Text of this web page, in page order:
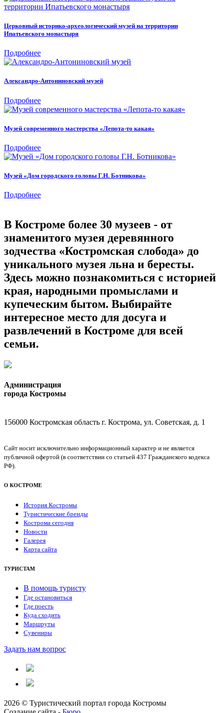
Церковный историко-археологический музей на территории
Ипатьевского монастыря
Подробнее
Александро-Антониновский музей
Подробнее
Музей современного мастерства «Лепота-то какая»
Подробнее
Музей «Дом городского головы Г.Н. Ботникова»
Подробнее
В Костроме более 30 музеев - от
знаменитого музея деревянного
зодчества «Костромская слобода» до
уникального музея льна и бересты.
Здесь можно познакомиться с историей
края, народными промыслами и
купеческим бытом. Выбирайте
интересное место для досуга и
развлечений в Костроме для всей
семьи.
Администрация
города Костромы
156000 Костромская область г. Кострома, ул. Советская, д. 1
Сайт носит исключительно информационный характер и не является
публичной офертой (в соответствии со статьей 437 Гражданского кодекса
РФ).
О КОСТРОМЕ
История Костромы
Туристические бренды
Кострома сегодня
Новости
Галерея
Карта сайта
ТУРИСТАМ
В помощь туристу
Где остановиться
Где поесть
Куда сходить
Маршруты
Сувениры
Задать нам вопрос
2026 © Туристический портал города Костромы